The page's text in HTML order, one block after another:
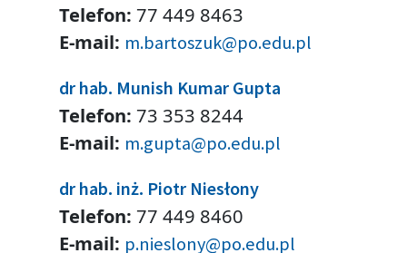
Telefon: 77 449 8463
E-mail: m.bartoszuk@po.edu.pl
dr hab. Munish Kumar Gupta
Telefon: 73 353 8244
E-mail: m.gupta@po.edu.pl
dr hab. inż. Piotr Niesłony
Telefon: 77 449 8460
E-mail: p.nieslony@po.edu.pl